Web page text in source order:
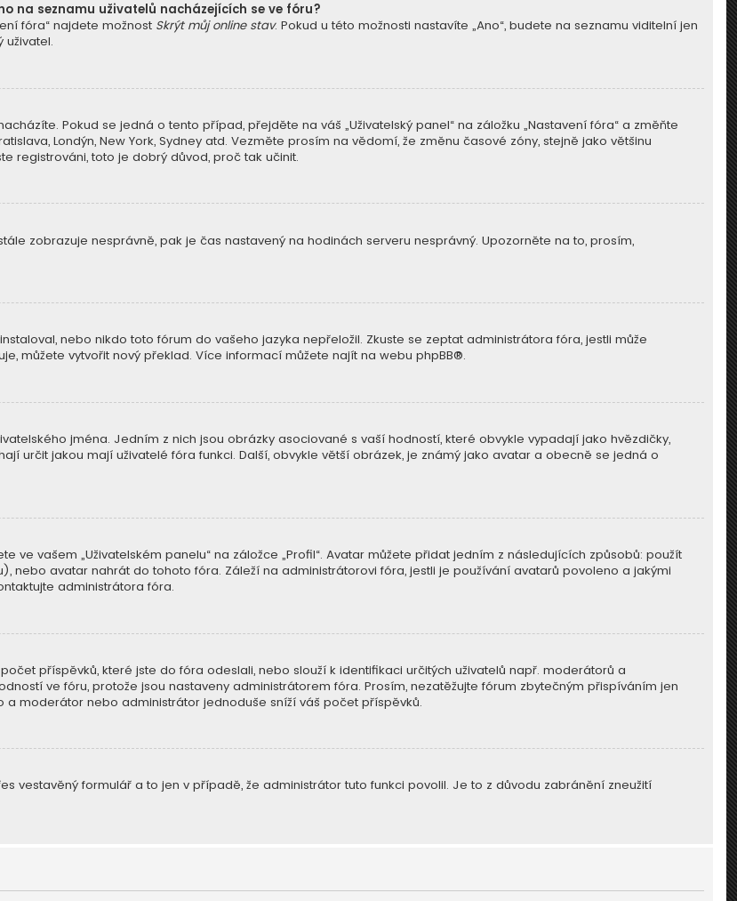
na seznamu uživatelů nacházejících se ve fóru?
fóra“ najdete možnost Skrýt můj online stav. Pokud u této možnosti nastavíte „Ano“, budete na seznamu viditelní jen
Pokud se jedná o tento případ, přejděte na váš „Uživatelský panel“ na záložku „Nastavení fóra“ a změňte
Londýn, New York, Sydney atd. Vezměte prosím na vědomí, že změnu časové zóny, stejně jako většinu
registrováni, toto je dobrý důvod, proč tak učinit.
zobrazuje nesprávně, pak je čas nastavený na hodinách serveru nesprávný. Upozorněte na to, prosím,
nebo nikdo toto fórum do vašeho jazyka nepřeložil. Zkuste se zeptat administrátora fóra, jestli může
můžete vytvořit nový překlad. Více informací můžete najít na webu phpBB®.
jména. Jedním z nich jsou obrázky asociované s vaší hodností, které obvykle vypadají jako hvězdičky,
určit jakou mají uživatelé fóra funkci. Další, obvykle větší obrázek, je známý jako avatar a obecně se jedná o
ve vašem „Uživatelském panelu“ na záložce „Profil“. Avatar můžete přidat jedním z následujících způsobů: použít
nebo avatar nahrát do tohoto fóra. Záleží na administrátorovi fóra, jestli je používání avatarů povoleno a jakými
administrátora fóra.
příspěvků, které jste do fóra odeslali, nebo slouží k identifikaci určitých uživatelů např. moderátorů a
ve fóru, protože jsou nastaveny administrátorem fóra. Prosím, nezatěžujte fórum zbytečným přispíváním jen
moderátor nebo administrátor jednoduše sníží váš počet příspěvků.
vestavěný formulář a to jen v případě, že administrátor tuto funkci povolil. Je to z důvodu zabránění zneužití